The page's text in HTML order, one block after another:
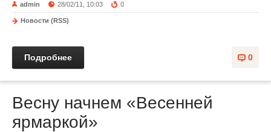
admin 28/02/11, 10:03 0
Новости (RSS)
0
Подробнее
Весну начнем «Весенней
ярмаркой»